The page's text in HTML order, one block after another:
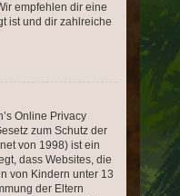
empfehlen dir eine
ist und dir zahlreiche
Online Privacy
zum Schutz der
von 1998) ist ein
dass Websites, die
von Kindern unter 13
der Eltern